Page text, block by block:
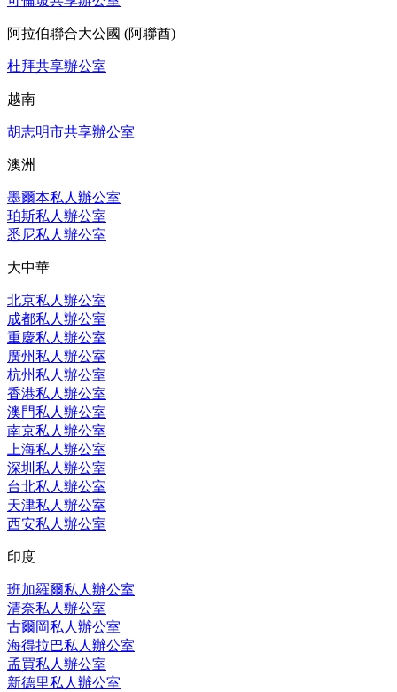
阿拉伯聯合大公國 (阿聯酋)
杜拜共享辦公室
越南
胡志明市共享辦公室
澳洲
墨爾本私人辦公室
珀斯私人辦公室
悉尼私人辦公室
大中華
北京私人辦公室
成都私人辦公室
重慶私人辦公室
廣州私人辦公室
杭州私人辦公室
香港私人辦公室
澳門私人辦公室
南京私人辦公室
上海私人辦公室
深圳私人辦公室
台北私人辦公室
天津私人辦公室
西安私人辦公室
印度
班加羅爾私人辦公室
清奈私人辦公室
古爾岡私人辦公室
海得拉巴私人辦公室
孟買私人辦公室
新德里私人辦公室